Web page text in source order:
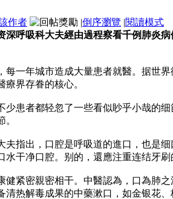
作者 |倒序瀏覽 |閱讀模式
深呼吸科大夫經由過程察看千例肺炎
每一年城市造成大量患者就醫。据世
界存眷的核心。
患者都轻忽了一些看似眇乎小哉的
夫指出，口腔是呼吸道的進口，也是
干净口腔。别的，還應注重连结牙刷
健紧密親密相干。中醫認為，口為肺
热解毒成果的中藥漱口，如金银花、